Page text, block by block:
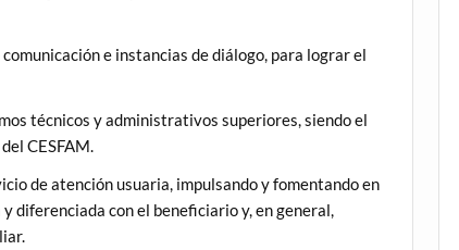
e instancias de diálogo, para lograr el
técnicos y administrativos superiores, siendo el
CESFAM.
de atención usuaria, impulsando y fomentando en
diferenciada con el beneficiario y, en general,